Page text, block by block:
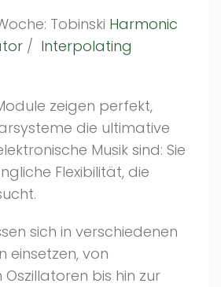
Tobinski Harmonic
/ Interpolating
zeigen perfekt,
die ultimative
Musik sind: Sie
Flexibilität, die
sich in verschiedenen
einsetzen, von
bis hin zur